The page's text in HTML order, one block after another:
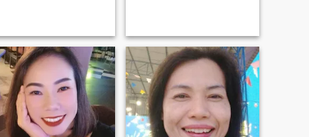
niet voor s*x online, maar
op zoek naar een echte
en ik hou niet van een
die ook een speler is.
mij ben ik geen speler. Ik
af en toe en rook niet, en
niet gokken. Ik ben
een makkelijk
die graag alle
helpt, optimistisch,
Or it might happen with you